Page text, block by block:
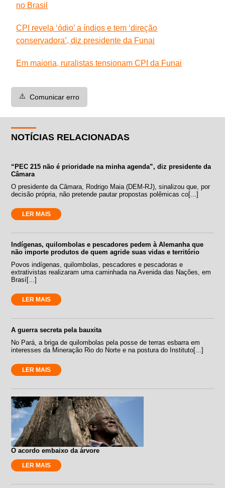
no Brasil
CPI revela ‘ódio’ a índios e tem ‘direção
conservadora’, diz presidente da Funai
Em maioria, ruralistas tensionam CPI da Funai
⚠️ Comunicar erro
NOTÍCIAS RELACIONADAS
“PEC 215 não é prioridade na minha agenda”, diz presidente da
Câmara
O presidente da Câmara, Rodrigo Maia (DEM-RJ), sinalizou que, por
decisão própria, não pretende pautar propostas polêmicas co[...]
LER MAIS
Indígenas, quilombolas e pescadores pedem à Alemanha que
não importe produtos de quem agride suas vidas e território
Povos indígenas, quilombolas, pescadores e pescadoras e
extrativistas realizaram uma caminhada na Avenida das Nações, em
Brasí[...]
LER MAIS
A guerra secreta pela bauxita
No Pará, a briga de quilombolas pela posse de terras esbarra em
interesses da Mineração Rio do Norte e na postura do Instituto[...]
LER MAIS
O acordo embaixo da árvore
LER MAIS